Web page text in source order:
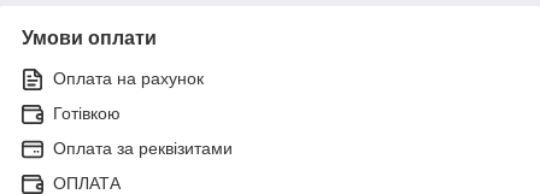
Умови оплати
Оплата на рахунок
Готівкою
Оплата за реквізитами
ОПЛАТА